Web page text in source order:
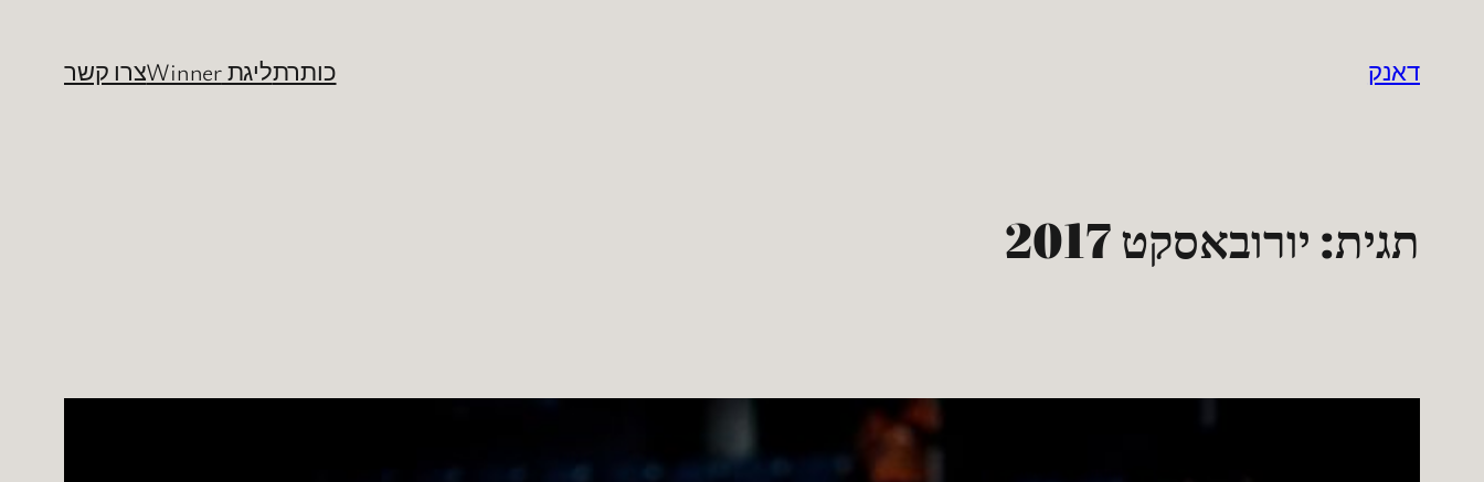
דאנק כותרתליגת Winner צרו קשר
תגית:יורובאסקט 2017